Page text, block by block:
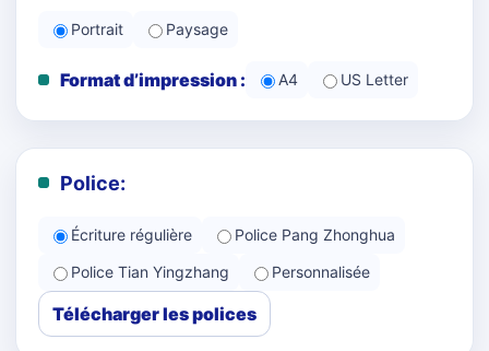
Portrait Paysage
Format d’impression : A4 US Letter
Police:
Écriture régulière
Police Pang Zhonghua
Police Tian Yingzhang
Personnalisée
Télécharger les polices